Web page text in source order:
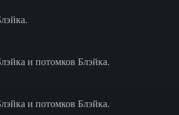
и потомков Блэйка.
и потомков Блэйка.